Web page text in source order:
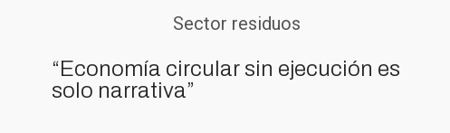
Sector residuos
“Economía circular sin ejecución es
solo narrativa”